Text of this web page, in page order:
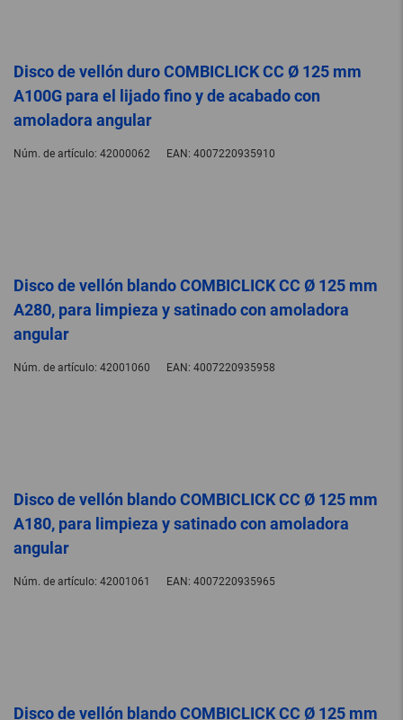
Disco de vellón duro COMBICLICK CC Ø 125 mm
A100G para el lijado fino y de acabado con
amoladora angular
Núm. de artículo: 42000062 EAN: 4007220935910
Disco de vellón blando COMBICLICK CC Ø 125 mm
A280, para limpieza y satinado con amoladora
angular
Núm. de artículo: 42001060 EAN: 4007220935958
Disco de vellón blando COMBICLICK CC Ø 125 mm
A180, para limpieza y satinado con amoladora
angular
Núm. de artículo: 42001061 EAN: 4007220935965
Disco de vellón blando COMBICLICK CC Ø 125 mm